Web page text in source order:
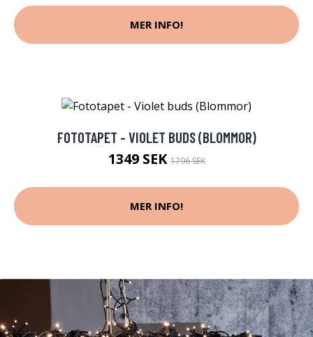
MER INFO!
FOTOTAPET - VIOLET BUDS (BLOMMOR)
1349 SEK1796 SEK
MER INFO!